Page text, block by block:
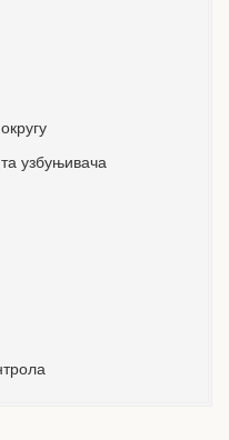
узбуњивача